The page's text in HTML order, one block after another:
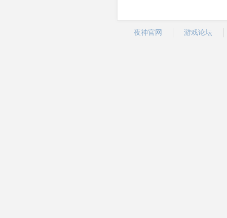
夜神官网 游戏论坛